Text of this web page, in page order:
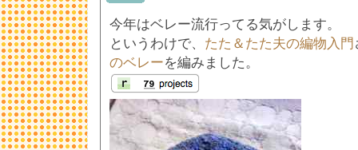
今年はベレー流行ってる気がします。
というわけで、 たた＆たた夫の編物入門
のベレーを編みました。